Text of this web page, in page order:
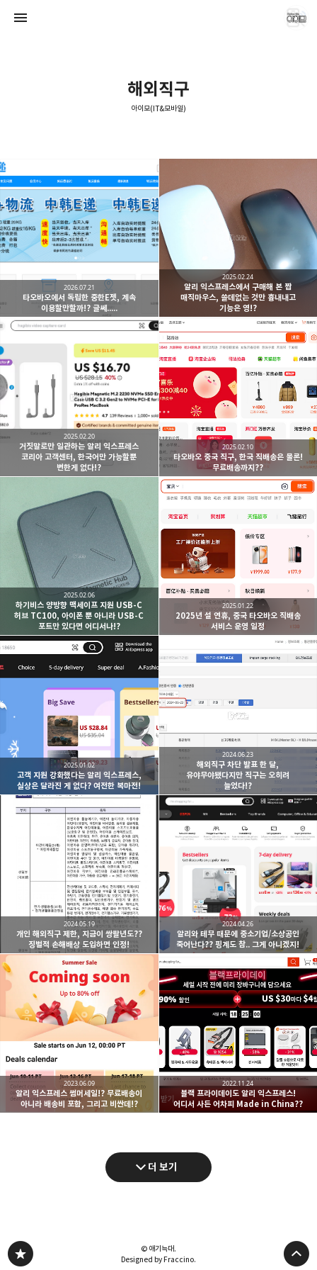
해외직구
아이모(IT&모바일)
타오바오에서 독립한 중한E젯, 계속
이용할만할까!? 글쎄.....
2026.07.21
알리 익스프레스에서 구매해 본 짭
매직마우스, 쓸데없는 것만 흉내내고
기능은 영!?
2025.02.24
거짓말로만 일관하는 알리 익스프레스
코리아 고객센터, 한국어만 가능할뿐
변한게 없다!?
2025.02.20
타오바오 중국 직구, 한국 직배송은 물론!
무료배송까지??
2025.02.10
하기비스 양방향 맥세이프 지원 USB-C
허브 TC100, 아이폰 뿐 아니라 USB-C
포트만 있다면 어디서나!?
2025.02.06
2025년 설 연휴, 중국 타오바오 직배송
서비스 운영 일정
2025.01.22
고객 지원 강화했다는 알리 익스프레스,
실상은 달라진 게 없다? 여전한 복마전!
2025.01.02
해외직구 차단 발표 한 달,
유야무야됐다지만 직구는 오히려
늘었다!?
2024.06.23
개인 해외직구 제한, 지금이 쌍팔년도??
징벌적 손해배상 도입하면 인정!
2024.05.19
알리와 테무 때문에 중소기업/소상공인
죽어난다?? 핑계도 참.. 그게 아니겠지!
2024.04.26
알리 익스프레스 썸머세일!? 무료배송이
아니라 배송비 포함, 그리고 비싼데!?
2023.06.09
블랙 프라이데이도 알리 익스프레스!
어디서 사든 어차피 Made in China??
2022.11.24
더 보기
아이모(IT&모바일)
© 애기늑대.
Designed by Fraccino.